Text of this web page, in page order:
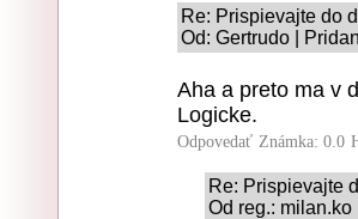
Re: Prispievajte do
Od: Gertrudo |
Aha a preto ma v
Logicke.
Odpovedať Známka: 0.0
Re: Prispievajte
Od reg.: